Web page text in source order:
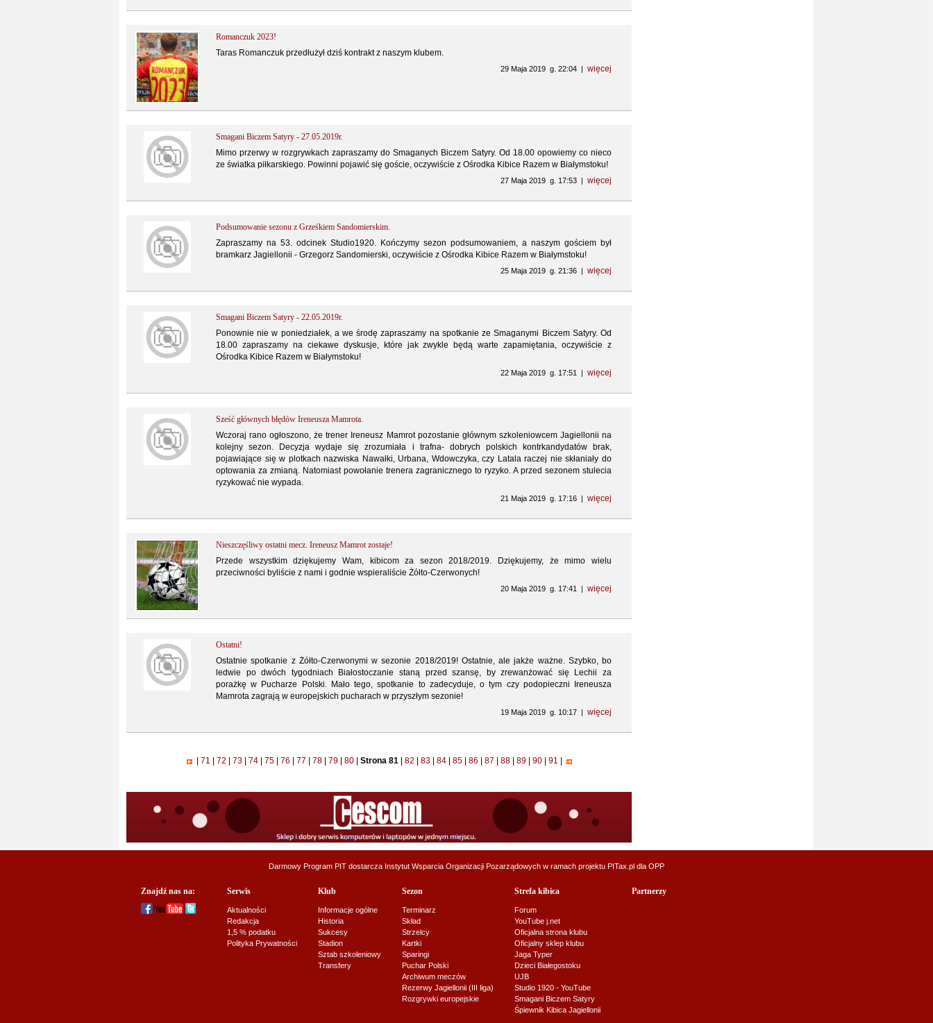
Romanczuk 2023!
Taras Romanczuk przedłużył dziś kontrakt z naszym klubem.
29 Maja 2019 g. 22:04 | więcej
Smagani Biczem Satyry - 27.05.2019r.
Mimo przerwy w rozgrywkach zapraszamy do Smaganych Biczem Satyry. Od 18.00 opowiemy co nieco
ze światka piłkarskiego. Powinni pojawić się goście, oczywiście z Ośrodka Kibice Razem w Białymstoku!
27 Maja 2019 g. 17:53 | więcej
Podsumowanie sezonu z Grześkiem Sandomierskim.
Zapraszamy na 53. odcinek Studio1920. Kończymy sezon podsumowaniem, a naszym gościem był
bramkarz Jagiellonii - Grzegorz Sandomierski, oczywiście z Ośrodka Kibice Razem w Białymstoku!
25 Maja 2019 g. 21:36 | więcej
Smagani Biczem Satyry - 22.05.2019r.
Ponownie nie w poniedziałek, a we środę zapraszamy na spotkanie ze Smaganymi Biczem Satyry. Od
18.00 zapraszamy na ciekawe dyskusje, które jak zwykle będą warte zapamiętania, oczywiście z
Ośrodka Kibice Razem w Białymstoku!
22 Maja 2019 g. 17:51 | więcej
Sześć głównych błędów Ireneusza Mamrota.
Wczoraj rano ogłoszono, że trener Ireneusz Mamrot pozostanie głównym szkoleniowcem Jagiellonii na
kolejny sezon. Decyzja wydaje się zrozumiała i trafna- dobrych polskich kontrkandydatów brak,
pojawiające się w plotkach nazwiska Nawałki, Urbana, Wdowczyka, czy Latala raczej nie skłaniały do
optowania za zmianą. Natomiast powołanie trenera zagranicznego to ryzyko. A przed sezonem stulecia
ryzykować nie wypada.
21 Maja 2019 g. 17:16 | więcej
Nieszczęśliwy ostatni mecz. Ireneusz Mamrot zostaje!
Przede wszystkim dziękujemy Wam, kibicom za sezon 2018/2019. Dziękujemy, że mimo wielu
przeciwności byliście z nami i godnie wspieraliście Żółto-Czerwonych!
20 Maja 2019 g. 17:41 | więcej
Ostatni!
Ostatnie spotkanie z Żółto-Czerwonymi w sezonie 2018/2019! Ostatnie, ale jakże ważne. Szybko, bo
ledwie po dwóch tygodniach Białostoczanie staną przed szansę, by zrewanżować się Lechii za
porażkę w Pucharze Polski. Mało tego, spotkanie to zadecyduje, o tym czy podopieczni Ireneusza
Mamrota zagrają w europejskich pucharach w przyszłym sezonie!
19 Maja 2019 g. 10:17 | więcej
| 71 72 73 74 75 76 77 78 79 80 Strona 81| 82 83 84 85 86 87 88 89 90 91
Darmowy Program PIT dostarcza Instytut Wsparcia Organizacji Pozarządowych w ramach projektu PITax.pl dla OPP
Znajdź nas na: Serwis
Aktualności
Redakcja
1,5 % podatku
Polityka Prywatności
Klub
Informacje ogólne
Historia
Sukcesy
Stadion
Sztab szkoleniowy
Transfery
Sezon
Terminarz
Skład
Strzelcy
Kartki
Sparingi
Puchar Polski
Archiwum meczów
Rezerwy Jagiellonii (III liga)
Rozgrywki europejskie
Strefa kibica
Forum
YouTube j.net
Oficjalna strona klubu
Oficjalny sklep klubu
Jaga Typer
Dzieci Białegostoku
UJB
Studio 1920 - YouTube
Smagani Biczem Satyry
Śpiewnik Kibica Jagiellonii
Partnerzy